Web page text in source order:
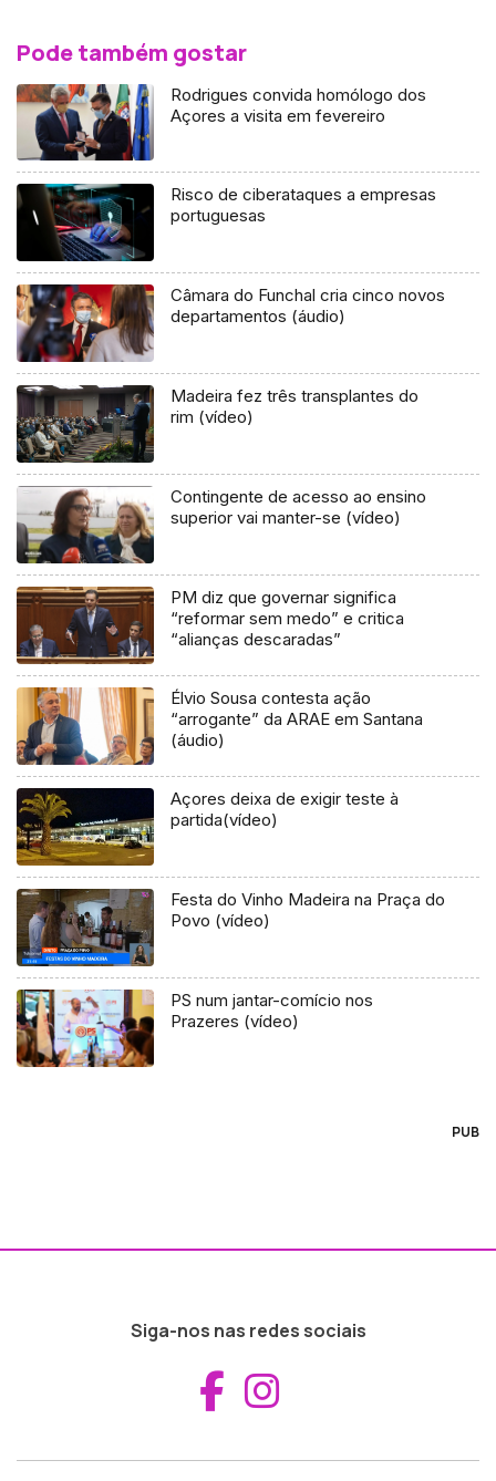
Pode também gostar
Rodrigues convida homólogo dos
Açores a visita em fevereiro
Risco de ciberataques a empresas
portuguesas
Câmara do Funchal cria cinco novos
departamentos (áudio)
Madeira fez três transplantes do
rim (vídeo)
Contingente de acesso ao ensino
superior vai manter-se (vídeo)
PM diz que governar significa
“reformar sem medo” e critica
“alianças descaradas”
Élvio Sousa contesta ação
“arrogante” da ARAE em Santana
(áudio)
Açores deixa de exigir teste à
partida(vídeo)
Festa do Vinho Madeira na Praça do
Povo (vídeo)
PS num jantar-comício nos
Prazeres (vídeo)
PUB
Siga-nos nas redes sociais
Aceder ao